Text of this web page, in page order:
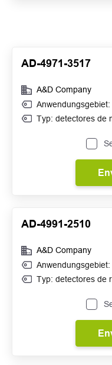
AD-4971-3517
A&D Company
Anwendungsgebiet:
Typ: detectores de
AD-4991-2510
A&D Company
Anwendungsgebiet:
Typ: detectores de